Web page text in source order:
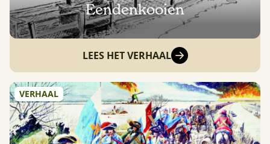
Eendenkooien
LEES HET VERHAAL
VERHAAL